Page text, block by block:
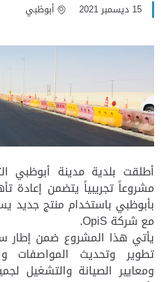
15 ديسمبر 2021 أبوظبي
أطلقت بلدية مدينة أبوظبي
مشروعاً تجريبياً يتضمن
بأبوظبي باستخدام منتج جديد
مع شركة OpiS.
يأتي هذا المشروع ضمن إطار
تطوير وتحديث المواصفات
ومعايير الصيانة والتشغيل